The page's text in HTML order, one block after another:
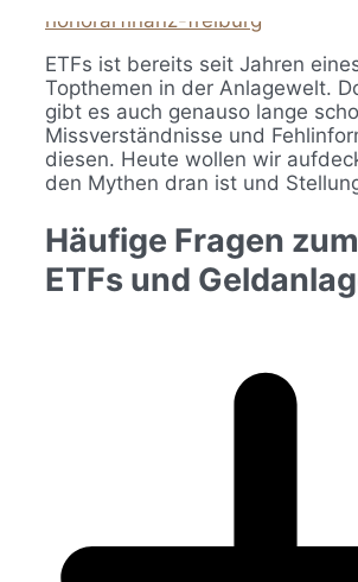
honorarfinanz-freiburg
ETFs ist bereits seit Jahren
Topthemen in der Anlagewelt.
gibt es auch genauso lange
Missverständnisse und
diesen. Heute wollen wir
den Mythen dran ist und
Häufige Fragen
ETFs und